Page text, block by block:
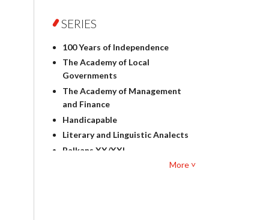
Philosophy
Geography
History
Linguistics
Judaica
Culture and art
Literary Studies
Mathematics
SERIES
100 Years of Independence
The Academy of Local
Governments
The Academy of Management
and Finance
Handicapable
Literary and Linguistic Analects
Balkans XX/XXI
More ˅